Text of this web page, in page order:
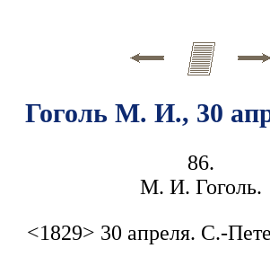
Гоголь М. И., 30
86.
М. И. Гоголь.
<1829> 30 апреля. С.-